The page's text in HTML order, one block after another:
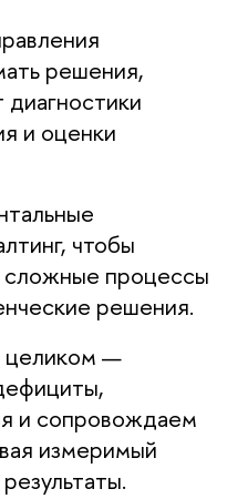
решения,
и оценки
чтобы
сложные процессы
решения.
целиком —
и сопровождаем
измеримый